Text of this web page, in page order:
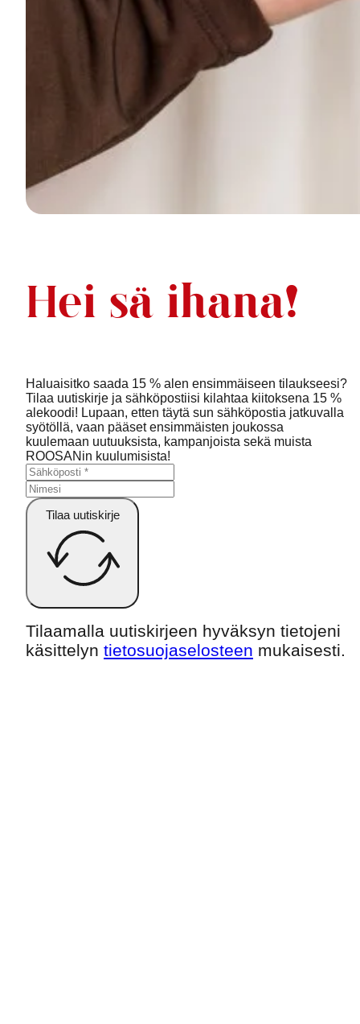
Hei sä ihana!
Haluaisitko saada 15 % alen ensimmäiseen tilaukseesi?
Tilaa uutiskirje ja sähköpostiisi kilahtaa kiitoksena 15 %
alekoodi! Lupaan, etten täytä sun sähköpostia jatkuvalla
syötöllä, vaan pääset ensimmäisten joukossa
kuulemaan uutuuksista, kampanjoista sekä muista
ROOSANin kuulumisista!
Tilaa uutiskirje
Tilaamalla uutiskirjeen hyväksyn tietojeni
käsittelyn tietosuojaselosteen mukaisesti.